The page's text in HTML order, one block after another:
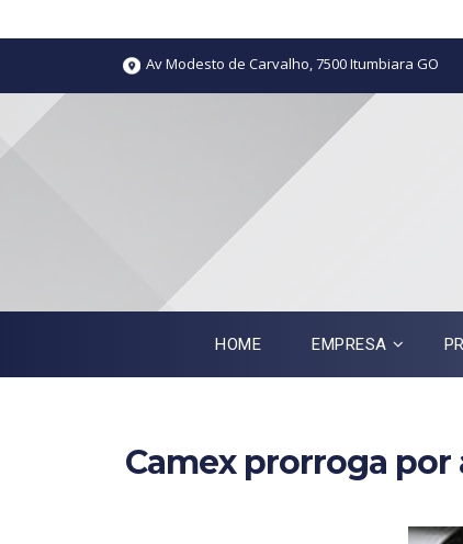
Av Modesto de Carvalho, 7500 Itumbiara GO
HOME EMPRESA
Camex prorroga